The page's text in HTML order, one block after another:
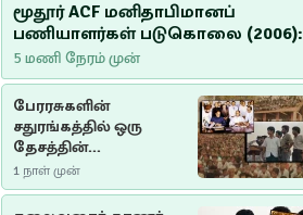
மூதூர் ACF மனிதாபிமானப்
பணியாளர்கள் படுகொலை (2006):
20 ஆண்டுகளாகியும் நீதி
மறுக்கப்பட்ட மனிதாபிமானப்
பேரவலம்
5 மணி நேரம் முன்
பேரரசுகளின்
சதுரங்கத்தில் ஒரு
தேசத்தின்
தீர்க்கதரிசனம் :
சுதுமலை பிரகடனம்
ஒரு வரலாற்றுப் பாடம்
1 நாள் முன்